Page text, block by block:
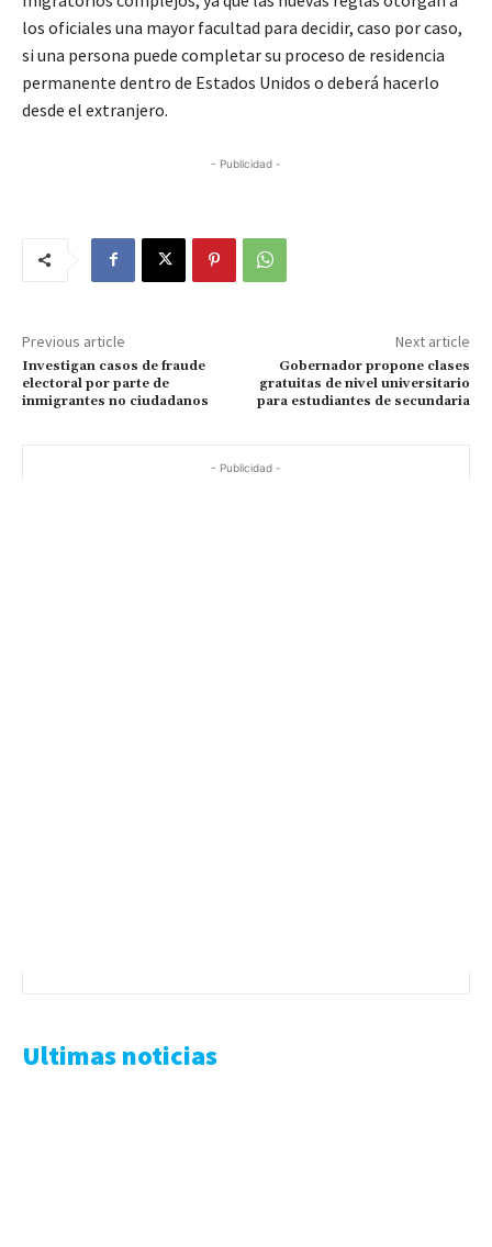
los oficiales una mayor facultad para decidir, caso por caso,
si una persona puede completar su proceso de residencia
permanente dentro de Estados Unidos o deberá hacerlo
desde el extranjero.
- Publicidad -
Previous article
Investigan casos de fraude
electoral por parte de
inmigrantes no ciudadanos
Next article
Gobernador propone clases
gratuitas de nivel universitario
para estudiantes de secundaria
- Publicidad -
Ultimas noticias